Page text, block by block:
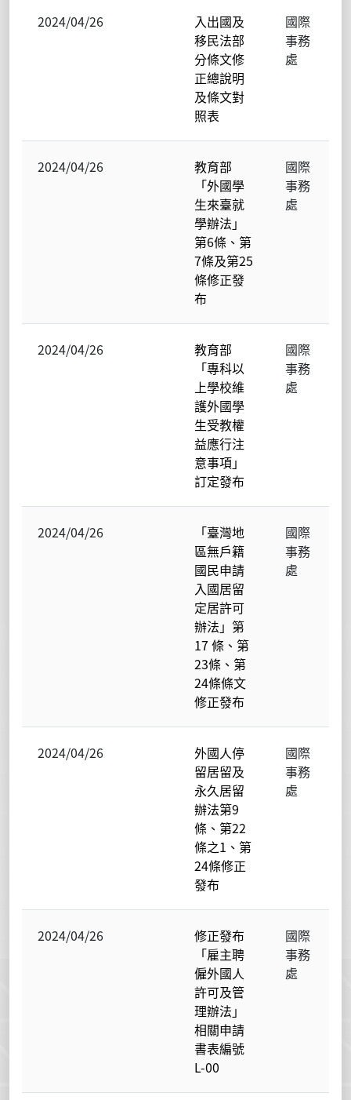
2024/04/26
入出國及
移民法部
分條文修
正總說明
及條文對
照表
國際
事務
處
2024/04/26
教育部
「外國學
生來臺就
學辦法」
第6條、第
7條及第25
條修正發
布
國際
事務
處
2024/04/26
教育部
「專科以
上學校維
護外國學
生受教權
益應行注
意事項」
訂定發布
國際
事務
處
2024/04/26
「臺灣地
區無戶籍
國民申請
入國居留
定居許可
辦法」第
17 條、第
23條、第
24條條文
修正發布
國際
事務
處
2024/04/26
外國人停
留居留及
永久居留
辦法第9
條、第22
條之1、第
24條修正
發布
國際
事務
處
2024/04/26
修正發布
「雇主聘
僱外國人
許可及管
理辦法」
相關申請
書表編號
L-00
國際
事務
處